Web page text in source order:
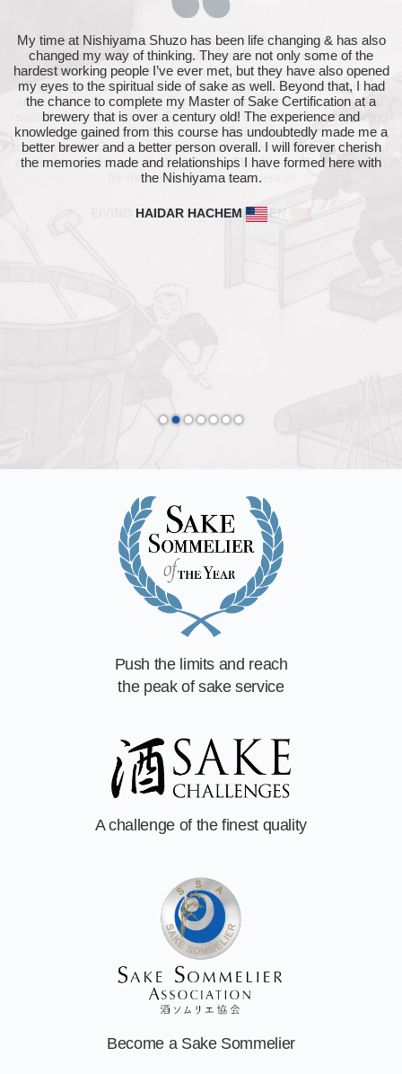
Working at Zenkuro Sake Brewery in Queenstown, New
Zealand, has been transformative. From day one, I was
embraced by a passionate team, turning colleagues into family.
Engaging in every step of the brewing process deepened my
understanding and skills. Zenkuro’s commitment to quality and
sustainability is inspiring. Special thanks to David for introducing
me to koji making. Crafting my own Doburoku was a testament
to my growth. Grateful for the support and knowledge gained, I’m
excited to continue my sake journey. Thank you, Zenkuro team,
for the unforgettable experience!
EIVIND STEIRO BERG-HANSSEN
Push the limits and reach
the peak of sake service
A challenge of the finest quality
Become a Sake Sommelier